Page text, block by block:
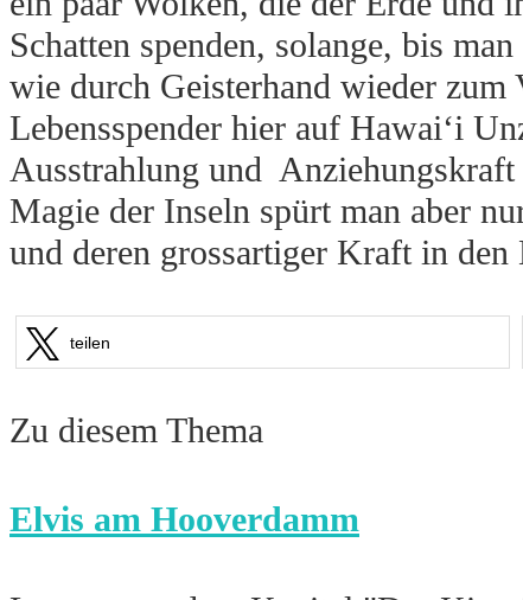
Schatten spenden, solange, bis
wie durch Geisterhand wieder
Lebensspender hier auf Hawai‘i
Ausstrahlung und Anziehungskraft
Magie der Inseln spürt man aber
und deren grossartiger Kraft in
teilen
Zu diesem Thema
Elvis am Hooverdamm